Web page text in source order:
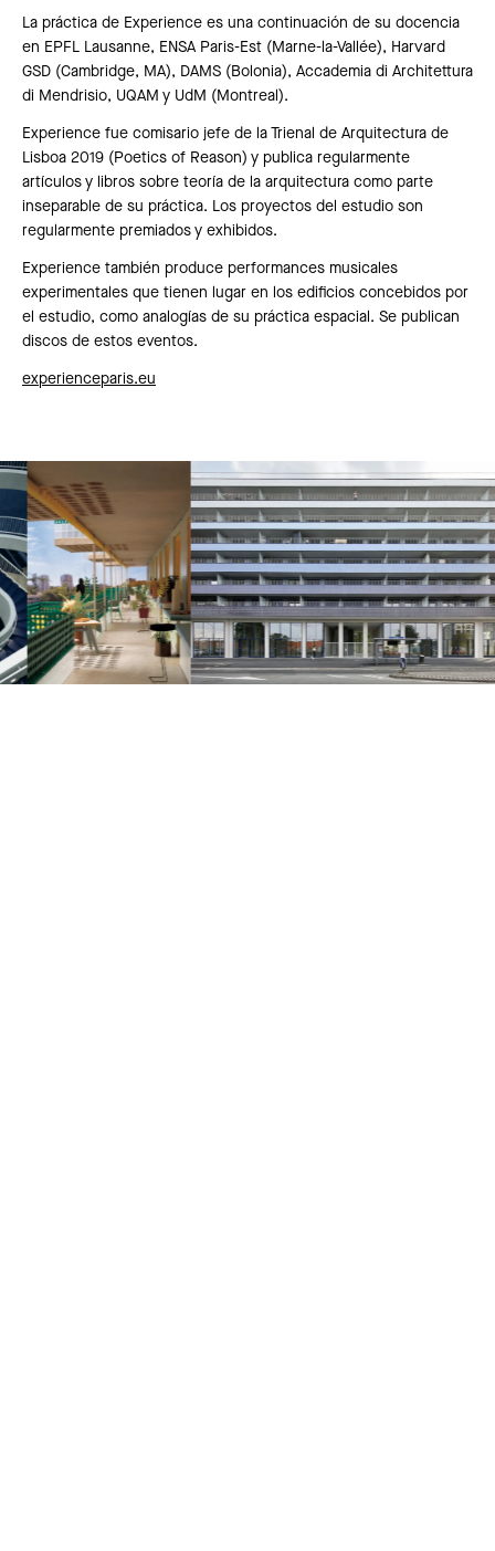
La práctica de Experience es una continuación de su docencia
en EPFL Lausanne, ENSA Paris-Est (Marne-la-Vallée), Harvard
GSD (Cambridge, MA), DAMS (Bolonia), Accademia di Architettura
di Mendrisio, UQAM y UdM (Montreal).
Experience fue comisario jefe de la Trienal de Arquitectura de
Lisboa 2019 (Poetics of Reason) y publica regularmente
artículos y libros sobre teoría de la arquitectura como parte
inseparable de su práctica. Los proyectos del estudio son
regularmente premiados y exhibidos.
Experience también produce performances musicales
experimentales que tienen lugar en los edificios concebidos por
el estudio, como analogías de su práctica espacial. Se publican
discos de estos eventos.
experienceparis.eu